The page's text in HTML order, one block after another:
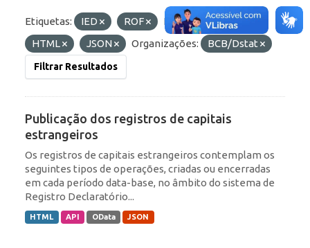
Etiquetas: IED ROF Formatos:
API
HTML
JSON Organizações: BCB/Dstat
Filtrar Resultados
Publicação dos registros de capitais
estrangeiros
Os registros de capitais estrangeiros contemplam os
seguintes tipos de operações, criadas ou encerradas
em cada período data-base, no âmbito do sistema de
Registro Declaratório...
HTML API OData JSON